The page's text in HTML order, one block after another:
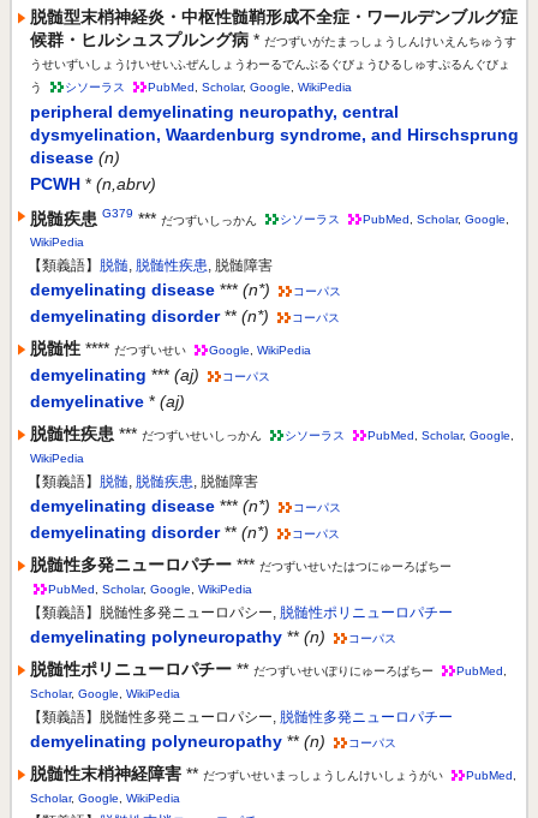
脱髄型末梢神経炎・中枢性髄鞘形成不全症・ワールデンブルグ症
候群・ヒルシュスプルング病 * だつずいがたまっしょうしんけいえんちゅうす
うせいずいしょうけいせいふぜんしょうわーるでんぶるぐびょうひるしゅすぷるんぐびょ
う
シソーラス PubMed Scholar, Google WikiPedia
peripheral demyelinating neuropathy, central
dysmyelination, Waardenburg syndrome, and Hirschsprung
disease (n)
PCWH * (n,abrv)
脱髄疾患 G379 *** だつずいしっかん シソーラス PubMed , Scholar, Google,
WikiPedia
【類義語】 脱髄, 脱髄性疾患, 脱髄障害
demyelinating disease *** (n*) コーパス
demyelinating disorder ** (n*) コーパス
脱髄性 **** だつずいせい Google, WikiPedia
demyelinating *** (aj) コーパス
demyelinative * (aj)
脱髄性疾患 *** だつずいせいしっかん シソーラス PubMed , Scholar, Google,
WikiPedia
【類義語】 脱髄, 脱髄疾患, 脱髄障害
demyelinating disease *** (n*) コーパス
demyelinating disorder ** (n*) コーパス
脱髄性多発ニューロパチー *** だつずいせいたはつにゅーろぱちー
PubMed , Scholar, Google, WikiPedia
【類義語】脱髄性多発ニューロパシー, 脱髄性ポリニューロパチー
demyelinating polyneuropathy ** (n) コーパス
脱髄性ポリニューロパチー ** だつずいせいぽりにゅーろぱちー PubMed ,
Scholar, Google, WikiPedia
【類義語】脱髄性多発ニューロパシー, 脱髄性多発ニューロパチー
demyelinating polyneuropathy ** (n) コーパス
脱髄性末梢神経障害 ** だつずいせいまっしょうしんけいしょうがい PubMed ,
Scholar, Google, WikiPedia